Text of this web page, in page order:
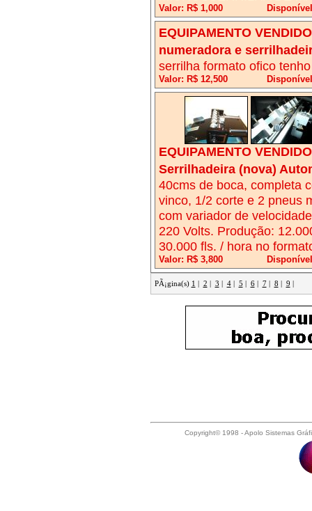
Valor: R$ 1,000
EQUIPAMENTO
numeradora e
serrilha formato ofico
Valor: R$ 12,500
EQUIPAMENTO
Serrilhadeira (nova)
40cms de boca, completa
vinco, 1/2 corte e 2 pneus
com variador de
220 Volts. Produção:
30.000 fls. / hora no
Valor: R$ 3,800
PÃ¡gina(s) 1 2 3 4| 5 6| 7| 8 9
Copyright© 1998 - Apolo Sistemas